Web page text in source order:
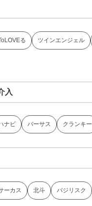
る ツインエンジェル
入
ナビ バーサス クランキー
ーカス 北斗 バジリスク